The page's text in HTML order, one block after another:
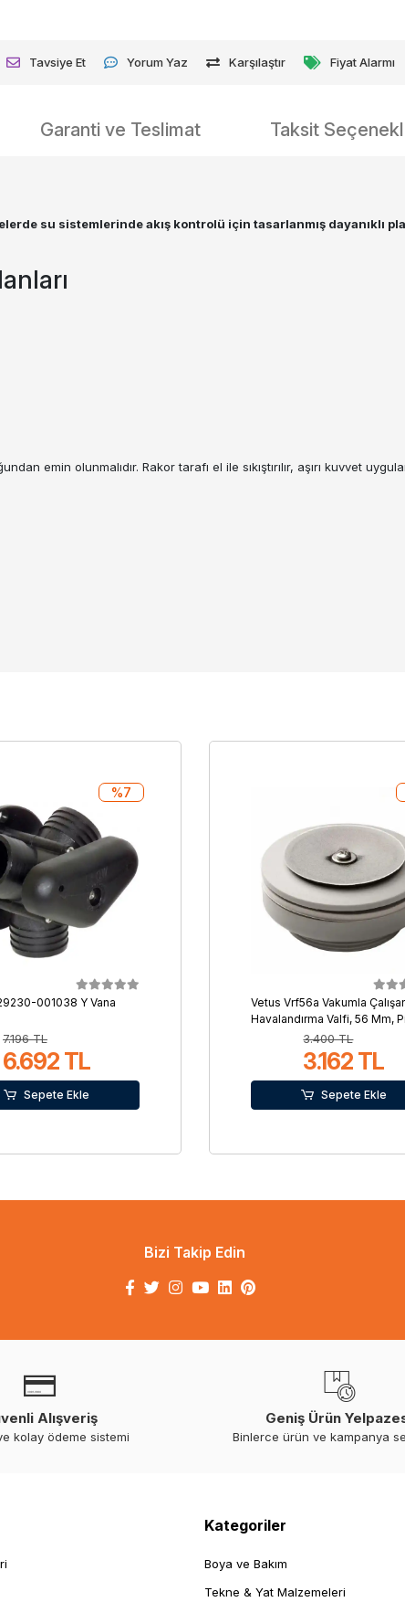
Tavsiye Et Yorum Yaz Karşılaştır Fiyat Alarmı
Garanti ve Teslimat Taksit
su sistemlerinde akış kontrolü için tasarlanmış dayanıklı
emin olunmalıdır. Rakor tarafı el ile sıkıştırılır, aşırı kuvvet
001038 Y Vana
7.196 TL
6.692 TL
%7
Sepete Ekle
Vetus Vrf56a Vakumla
Havalandırma Valfi, 56 Mm,
Tankları İçin3.400 TL
3.162 TL
Sepete Ekle
Bizi Takip Edin
Alışveriş
kolay ödeme sistemi
Geniş Ürün
Binlerce ürün ve kampanya
Kategoriler
Boya ve Bakım
Tekne & Yat Malzemeleri